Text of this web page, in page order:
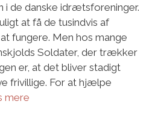
i de danske idrætsforeninger.
at få de tusindvis af
fungere. Men hos mange
Soldater, der trækker
er, at det bliver stadigt
frivillige. For at hjælpe
mere